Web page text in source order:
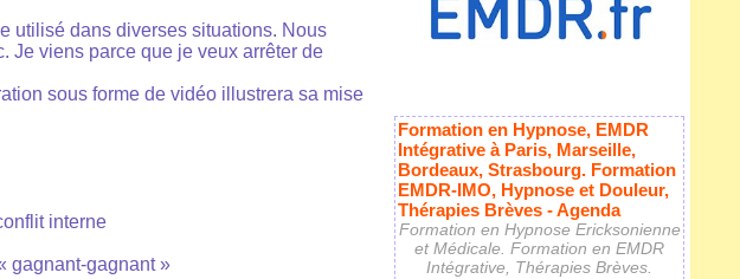
utilisé dans diverses situations. Nous
Je viens parce que je veux arrêter de
sous forme de vidéo illustrera sa mise
interne
gagnant-gagnant »
Formation en Hypnose, EMDR
Intégrative à Paris, Marseille,
Bordeaux, Strasbourg. Formation
EMDR-IMO, Hypnose et Douleur,
Thérapies Brèves - Agenda
Formation en Hypnose Ericksonienne
et Médicale. Formation en EMDR
Intégrative, Thérapies Brèves.